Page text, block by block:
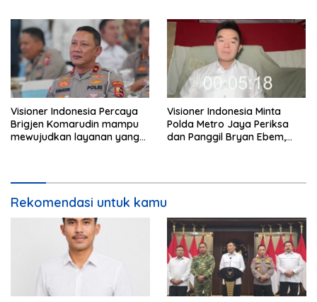
Visioner Indonesia Percaya
Brigjen Komarudin mampu
mewujudkan layanan yang
Visioner Indonesia Minta
Polda Metro Jaya Periksa
dan Panggil Bryan Ebem,
Rekomendasi untuk kamu